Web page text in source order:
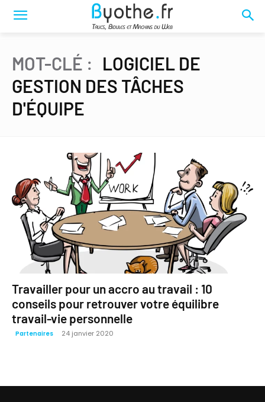
MOT-CLÉ : LOGICIEL DE
GESTION DES TÂCHES
D'ÉQUIPE
Travailler pour un accro au travail : 10
conseils pour retrouver votre équilibre
travail-vie personnelle
Partenaires 24 janvier 2020